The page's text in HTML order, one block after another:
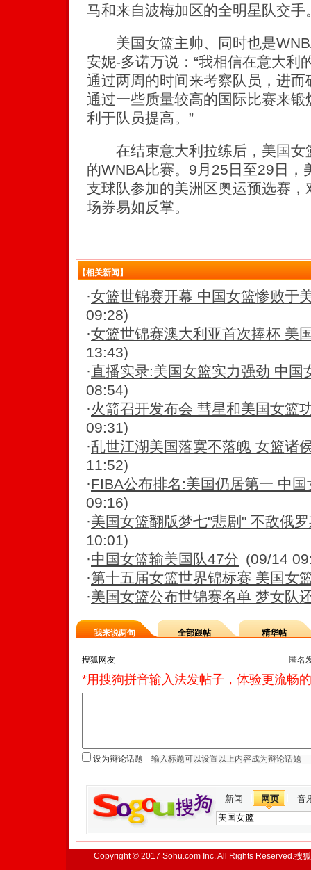
马和来自波梅加区的全明星队交手
美国女篮主帅、同时也是
安妮-多诺万说：“我相信在意大利
通过两周的时间来考察队员，进
通过一些质量较高的国际比赛来
利于队员提高。”
在结束意大利拉练后，美国女
的WNBA比赛。9月25日至29日，
支球队参加的美洲区奥运预选赛
场券易如反掌。
【相关新闻】
·女篮世锦赛开幕 中国女篮惨败于
09:28)
·女篮世锦赛澳大利亚首次捧杯 美
13:43)
·直播实录:美国女篮实力强劲 中国
08:54)
·火箭召开发布会 彗星和美国女篮
09:31)
·乱世江湖美国落寞不落魄 女篮诸
11:52)
·FIBA公布排名:美国仍居第一 中
09:16)
·美国女篮翻版梦七"悲剧" 不敌俄
10:01)
·中国女篮输美国队47分 (09/14
·第十五届女篮世界锦标赛 美国女
·美国女篮公布世锦赛名单 梦女队
我来说两句 全部跟帖 精华帖
匿名
*用搜狗拼音输入法发帖子，体验更流畅
设为辩论话题
新闻 网页 音
Copyright © 2017 Sohu.com Inc. All Rights Reserved.搜